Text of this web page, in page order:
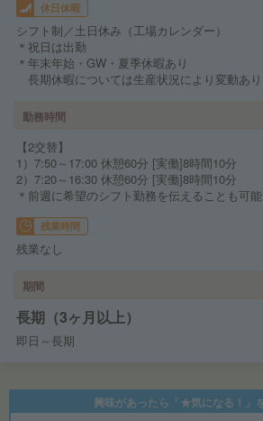
休日休暇
シフト制／土日休み（工場カレンダー）
＊祝日は出勤
＊年末年始・GW・夏季休暇あり
長期休暇については生産状況により変動あり
勤務時間
【2交替】
1）7:50～17:00 休憩60分 [実働]8時間10分
2）7:20～16:30 休憩60分 [実働]8時間10分
＊前週に希望のシフト勤務を伝えることも可
残業時間
残業なし
期間
長期（3ヶ月以上）
即日～長期
興味があったら「★気になる！」